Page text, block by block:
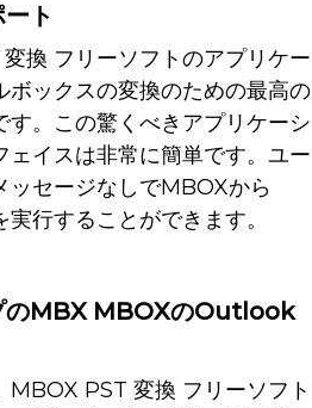
ト
換 フリーソフトのアプリケー
ボックスの変換のための最高の
す。この驚くべきアプリケーシ
ェイスは非常に簡単です。ユー
ッセージなしでMBOXから
行することができます。
のMBX MBOXのOutlook
MBOX PST 変換 フリーソフト